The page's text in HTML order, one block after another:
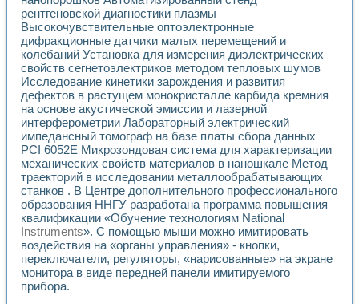
рентгеновской диагностики плазмы
Высокочувствительные оптоэлектронные
дифракционные датчики малых перемещений и
колебаний Установка для измерения диэлектрических
свойств сегнетоэлектриков методом тепловых шумов
Исследование кинетики зарождения и развития
дефектов в растущем монокристалле карбида кремния
на основе акустической эмиссии и лазерной
интерферометрии Лабораторный электрический
импедансный томограф на базе платы сбора данных
PCI 6052E Микрозондовая система для характеризации
механических свойств материалов в наношкале Метод
траекторий в исследовании металлообрабатывающих
станков . В Центре дополнительного профессионального
образования ННГУ разработана программа повышения
квалификации «Обучение технологиям National
Instruments». С помощью мыши можно имитировать
воздействия на «органы управления» - кнопки,
переключатели, регуляторы, «нарисованные» на экране
монитора в виде передней панели имитируемого
прибора.